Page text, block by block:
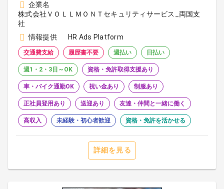
企業名
株式会社ＶＯＬＬＭＯＮＴセキュリティサービス_両国支
社
情報提供
HR Ads Platform
交通費支給 履歴書不要 週払い 日払い
週1・2・3日～OK 資格・免許取得支援あり
車・バイク通勤OK 祝い金あり 制服あり
正社員登用あり 送迎あり 友達・仲間と一緒に働く
高収入 未経験・初心者歓迎 資格・免許を活かせる
詳細を見る